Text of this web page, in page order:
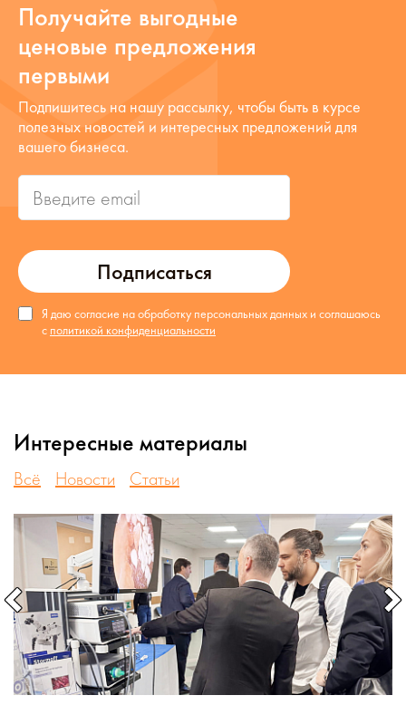
Получайте выгодные
ценовые предложения
первыми
Подписаться
Я даю согласие на обработку персональных данных и соглашаюсь
с политикой конфиденциальности
Подпишитесь на нашу рассылку, чтобы быть в курсе
полезных новостей и интересных предложений для
вашего бизнеса.
Интересные материалы
Всё Новости Статьи